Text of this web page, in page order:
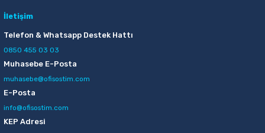
İletişim
Telefon & Whatsapp Destek Hattı
0850 455 03 03
Muhasebe E-Posta
muhasebe@ofisostim.com
E-Posta
info@ofisostim.com
KEP Adresi